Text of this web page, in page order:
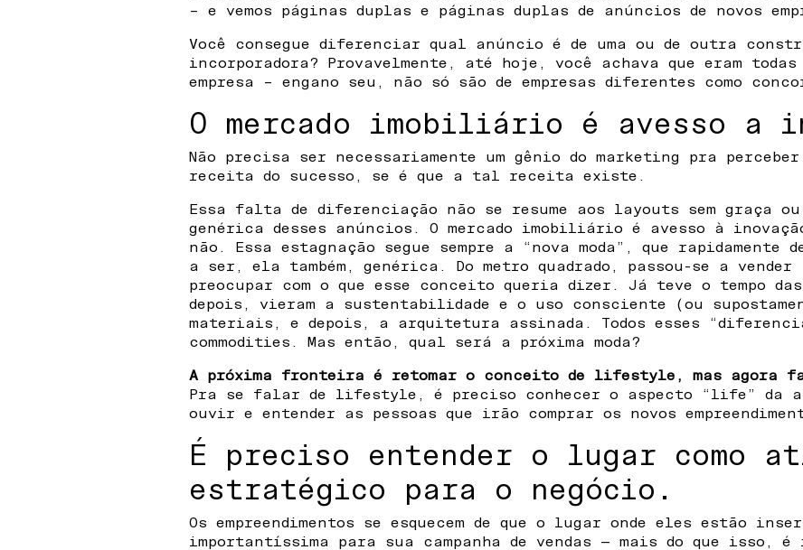
– e vemos páginas duplas e páginas duplas de anúncios de novos
Você consegue diferenciar qual anúncio é de uma ou de outra
incorporadora? Provavelmente, até hoje, você achava que eram todas
empresa – engano seu, não só são de empresas diferentes como
O mercado imobiliário é avesso a
Não precisa ser necessariamente um gênio do marketing pra
receita do sucesso, se é que a tal receita existe.
Essa falta de diferenciação não se resume aos layouts sem graça
genérica desses anúncios. O mercado imobiliário é avesso à
não. Essa estagnação segue sempre a “nova moda”, que rapidamente
a ser, ela também, genérica. Do metro quadrado, passou-se a
preocupar com o que esse conceito queria dizer. Já teve o tempo das
depois, vieram a sustentabilidade e o uso consciente (ou
materiais, e depois, a arquitetura assinada. Todos esses
commodities. Mas então, qual será a próxima moda?
A próxima fronteira é retomar o conceito de lifestyle, mas agora
Pra se falar de lifestyle, é preciso conhecer o aspecto “life” da
ouvir e entender as pessoas que irão comprar os novos
É preciso entender o lugar como
estratégico para o negócio.
Os empreendimentos se esquecem de que o lugar onde eles estão
importantíssima para sua campanha de vendas — mais do que isso,